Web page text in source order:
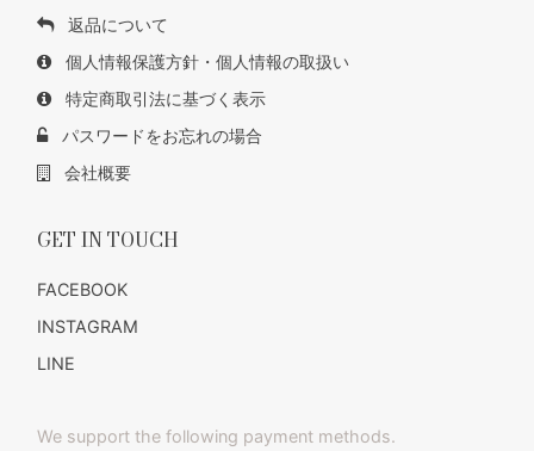
返品について
個人情報保護方針・個人情報の取扱い
特定商取引法に基づく表示
パスワードをお忘れの場合
会社概要
GET IN TOUCH
FACEBOOK
INSTAGRAM
LINE
We support the following payment methods.